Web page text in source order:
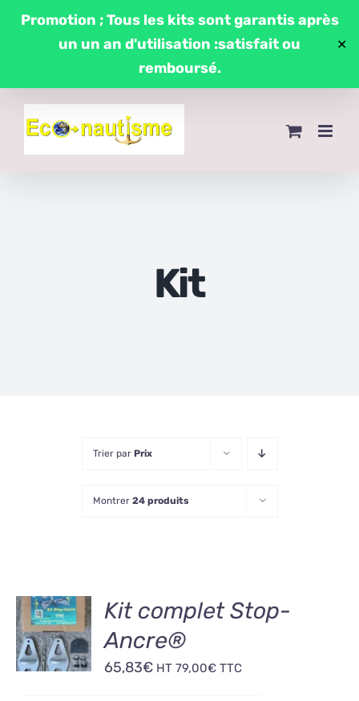
PasserPromotion ; Tous les kits sont garantis après
un un an d'utilisation :satisfait ou
remboursé.
✕
Kit
Trier par Prix
Montrer 24 produits
AJOUTER
AU
PANIER
/
DÉTAILS
Kit complet Stop-
Ancre®
65,83€ HT79,00€ TTC